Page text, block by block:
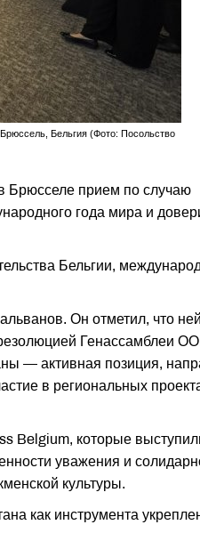
Бельгия (Фото: Посольство
Брюсселе прием по случаю
года мира и
Бельгии,
Он отметил, что
Генассамблеи
— активная позиция,
в региональных
Belgium, которые
уважения и
культуры.
как инструмента